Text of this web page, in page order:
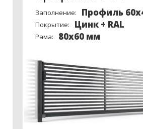
Заполнение: Профиль
Покрытие: Цинк + RAL
Рама: 80x60 мм